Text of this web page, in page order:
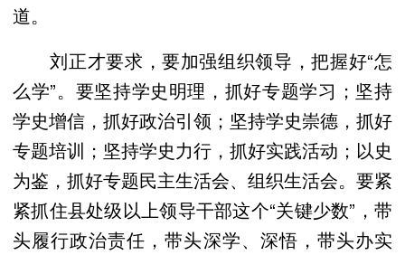
道。
刘正才要求，要加强组织领导，把握好“怎
么学”。要坚持学史明理，抓好专题学习；坚持
学史增信，抓好政治引领；坚持学史崇德，抓好
专题培训；坚持学史力行，抓好实践活动；以史
为鉴，抓好专题民主生活会、组织生活会。要紧
紧抓住县处级以上领导干部这个“关键少数”，带
头履行政治责任，带头深学、深悟，带头办实